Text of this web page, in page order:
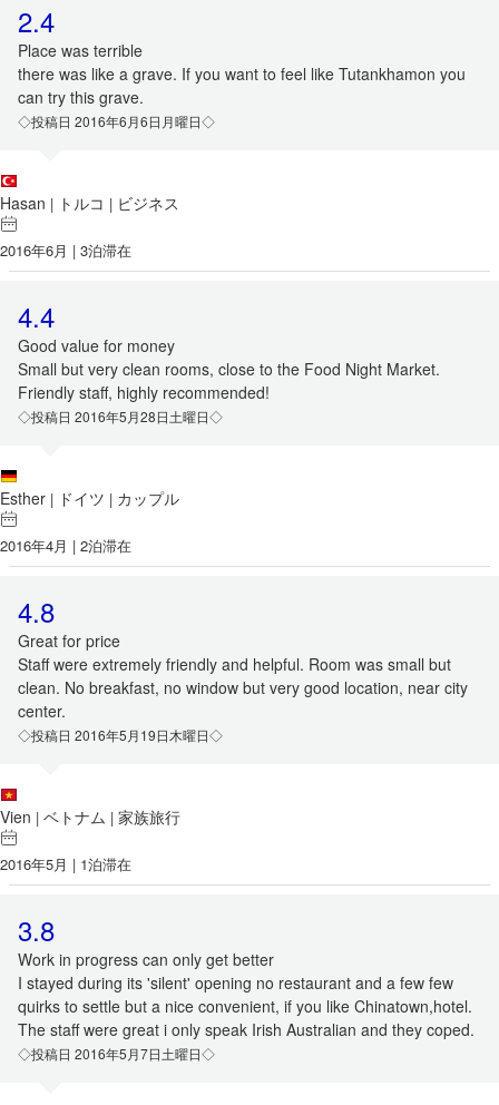
2.4
Place was terrible
there was like a grave. If you want to feel like Tutankhamon you
can try this grave.
◇投稿日 2016年6月6日月曜日◇
Hasan | トルコ | ビジネス
2016年6月 | 3泊滞在
4.4
Good value for money
Small but very clean rooms, close to the Food Night Market.
Friendly staff, highly recommended!
◇投稿日 2016年5月28日土曜日◇
Esther | ドイツ | カップル
2016年4月 | 2泊滞在
4.8
Great for price
Staff were extremely friendly and helpful. Room was small but
clean. No breakfast, no window but very good location, near city
center.
◇投稿日 2016年5月19日木曜日◇
Vien | ベトナム | 家族旅行
2016年5月 | 1泊滞在
3.8
Work in progress can only get better
I stayed during its 'silent' opening no restaurant and a few few
quirks to settle but a nice convenient, if you like Chinatown,hotel.
The staff were great i only speak Irish Australian and they coped.
◇投稿日 2016年5月7日土曜日◇